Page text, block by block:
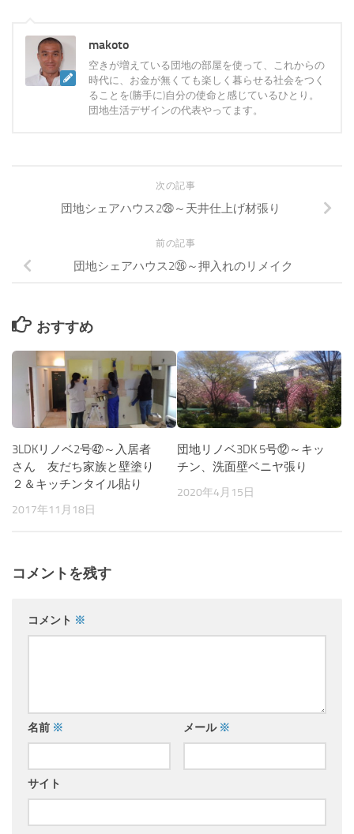
makoto
空きが増えている団地の部屋を使って、これからの
時代に、お金が無くても楽しく暮らせる社会をつく
ることを(勝手に)自分の使命と感じているひとり。
団地生活デザインの代表やってます。
次の記事
団地シェアハウス2㉘～天井仕上げ材張り
前の記事
団地シェアハウス2㉖～押入れのリメイク
おすすめ
3LDKリノベ2号㊷～入居者
さん 友だち家族と壁塗り
２＆キッチンタイル貼り
2017年11月18日
団地リノベ3DK 5号⑫～キッ
チン、洗面壁ベニヤ張り
2020年4月15日
コメントを残す
コメント ※
名前 ※ メール ※
サイト